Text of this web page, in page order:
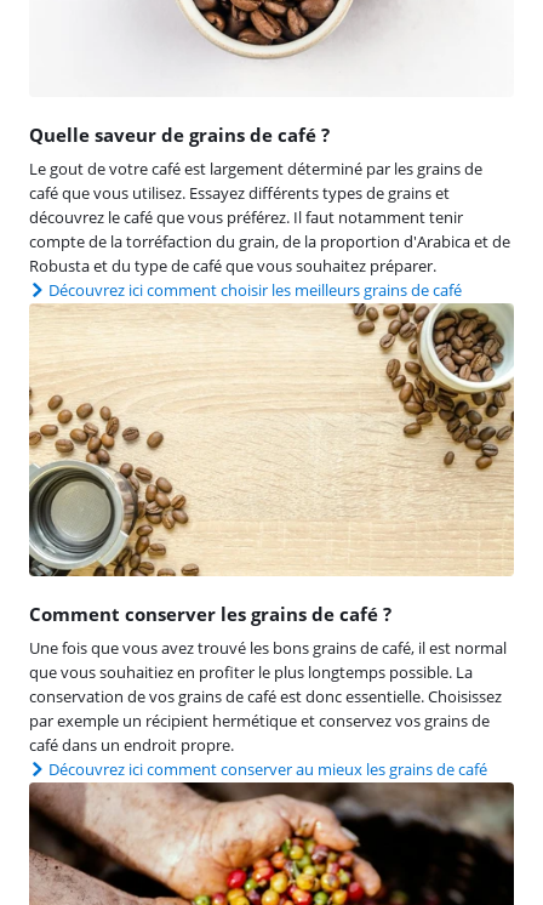
Quelle saveur de grains de café ?
Le gout de votre café est largement déterminé par les grains de
café que vous utilisez. Essayez différents types de grains et
découvrez le café que vous préférez. Il faut notamment tenir
compte de la torréfaction du grain, de la proportion d'Arabica et de
Robusta et du type de café que vous souhaitez préparer.
Découvrez ici comment choisir les meilleurs grains de café
Comment conserver les grains de café ?
Une fois que vous avez trouvé les bons grains de café, il est normal
que vous souhaitiez en profiter le plus longtemps possible. La
conservation de vos grains de café est donc essentielle. Choisissez
par exemple un récipient hermétique et conservez vos grains de
café dans un endroit propre.
Découvrez ici comment conserver au mieux les grains de café